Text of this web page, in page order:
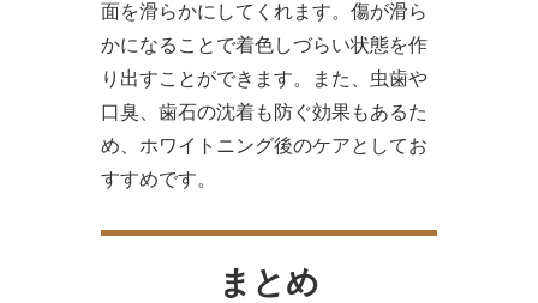
面を滑らかにしてくれます。傷が滑ら
かになることで着色しづらい状態を作
り出すことができます。また、虫歯や
口臭、歯石の沈着も防ぐ効果もあるた
め、ホワイトニング後のケアとしてお
すすめです。
まとめ